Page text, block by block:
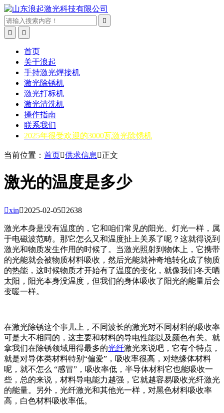



首页
关于浪起
手持激光焊接机
激光除锈机
激光打标机
激光清洗机
操作指南
联系我们
2025年很受欢迎的3000瓦激光除锈机
当前位置： 首页供求信息 正文
激光的温度是多少
xin2025-02-052638
激光本身是没有温度的，它和咱们常见的阳光、灯光一样，属
于电磁波范畴。那它怎么又和温度扯上关系了呢？这就得说到
激光和物质发生作用的时候了。当激光照射到物体上，它携带
的光能就会被物质材料吸收，然后光能就神奇地转化成了物质
的热能，这时候物质才开始有了温度的变化，就像我们冬天晒
太阳，阳光本身没温度，但我们的身体吸收了阳光的能量后会
变暖一样。
在激光除锈这个事儿上，不同波长的激光对不同材料的吸收率
可是大不相同的，这主要和材料的导电性能以及颜色有关。就
拿我们在除锈领域用得最多的光纤激光来说吧，它有个特点，
就是对导体类材料特别“偏爱”，吸收率很高，对绝缘体材料
呢，就不怎么 “感冒”，吸收率低，半导体材料它也能吸收一
些，总的来说，材料导电能力越强，它就越容易吸收光纤激光
的能量。另外，光纤激光和其他光一样，对黑色材料吸收率
高，白色材料吸收率低。